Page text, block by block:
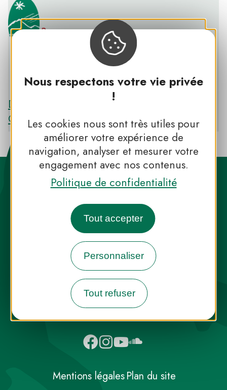
Nous respectons votre vie privée
!
Les cookies nous sont très utiles pour
améliorer votre expérience de
navigation, analyser et mesurer votre
engagement avec nos contenus.
Politique de confidentialité
Tout accepter
Personnaliser
Tout refuser
PNR DES PYRÉNÉES CATALANES
Découvrir le PNR DES PYRÉNÉES
CATALANES
Destination Parcs, de l’inspiration en
toute saison
INFOS PRESSEFAQNOUS CONTACTER
NEWSLETTER
Mentions légalesPlan du site